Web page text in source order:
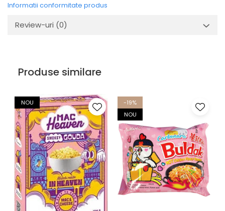
Informatii conformitate produs
Review-uri (0)
Produse similare
NOU
-19%
NOU